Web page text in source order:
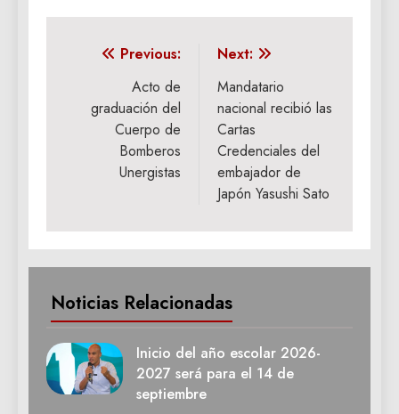
Navegación
entradas
Previous:
Acto de
graduación del
Cuerpo de
Bomberos
Unergistas
Next:
Mandatario
nacional recibió las
Cartas
Credenciales del
embajador de
Japón Yasushi Sato
Noticias Relacionadas
Inicio del año escolar 2026-
2027 será para el 14 de
septiembre